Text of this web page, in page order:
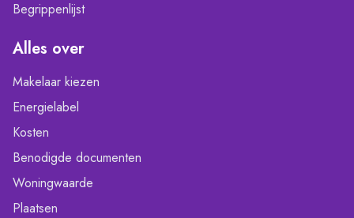
Begrippenlijst
Alles over
Makelaar kiezen
Energielabel
Kosten
Benodigde documenten
Woningwaarde
Plaatsen